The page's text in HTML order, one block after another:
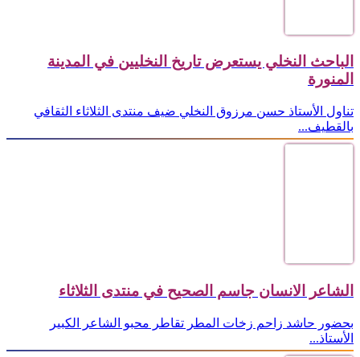
الباحث النخلي يستعرض تاريخ النخليين في المدينة
المنورة
تناول الأستاذ حسن مرزوق النخلي ضيف منتدى الثلاثاء الثقافي
بالقطيف...
الشاعر الانسان جاسم الصحيح في منتدى الثلاثاء
بحضور حاشد زاحم زخات المطر تقاطر محبو الشاعر الكبير
الأستاذ...